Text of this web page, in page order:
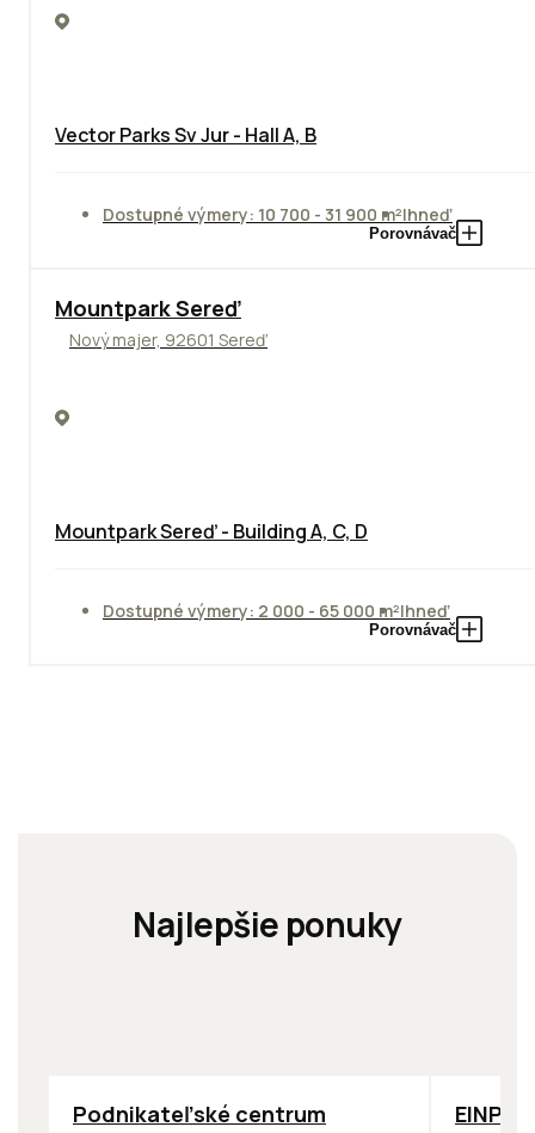
Vector Parks Sv Jur - Hall A, B
Dostupné výmery: 10 700 - 31 900 m²Ihneď
Porovnávač
NOVINKA
Mountpark Sereď
Nový majer, 92601 Sereď
Mountpark Sereď - Building A, C, D
Dostupné výmery: 2 000 - 65 000 m²Ihneď
Porovnávač
Najlepšie ponuky
ODPORÚČAME
Podnikateľské centrum TOP